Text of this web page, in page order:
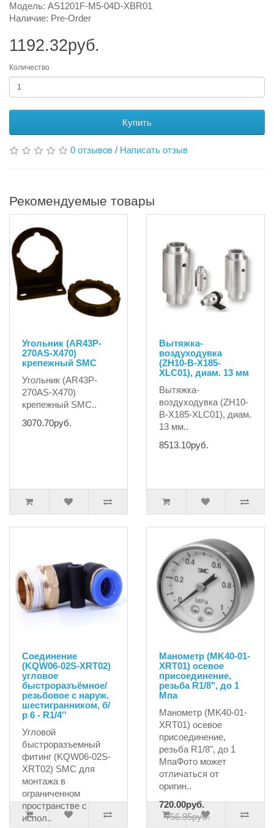
Модель: AS1201F-M5-04D-XBR01
Наличие: Pre-Order
1192.32руб.
Количество
Купить
0 отзывов / Написать отзыв
Рекомендуемые товары
Угольник (AR43P-
270AS-X470)
крепежный SMC
Угольник (AR43P-
270AS-X470)
крепежный SMC..
3070.70руб.
Вытяжка-
воздуходувка
(ZH10-B-X185-
XLC01), диам. 13 мм
Вытяжка-
воздуходувка (ZH10-
B-X185-XLC01), диам.
13 мм..
8513.10руб.
Соединение
(KQW06-02S-XRT02)
угловое
быстроразъёмное/
резьбовое с наруж.
шестигранником, б/
р 6 - R1/4''
Угловой
быстроразъемный
фитинг (KQW06-02S-
XRT02) SMC для
монтажа в
ограниченном
пространстве с
испол..
Манометр (MK40-01-
XRT01) осевое
присоединение,
резьба R1/8", до 1
Мпа
Манометр (MK40-01-
XRT01) осевое
присоединение,
резьба R1/8", до 1
МпаФото может
отличаться от
оригин..
720.00руб.
756.95руб.